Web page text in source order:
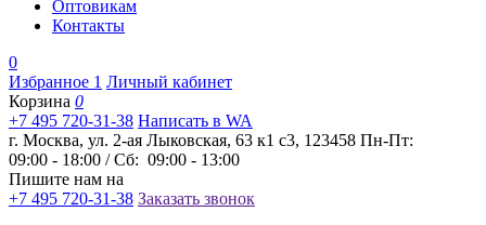
Оптовикам
Контакты
0
Избранное 1 Личный кабинет
Корзина 0
+7 495 720-31-38 Написать в WA
г. Москва, ул. 2-ая Лыковская, 63 к1 с3, 123458 Пн-Пт:
09:00 - 18:00 / Сб: 09:00 - 13:00
Пишите нам на
+7 495 720-31-38 Заказать звонок